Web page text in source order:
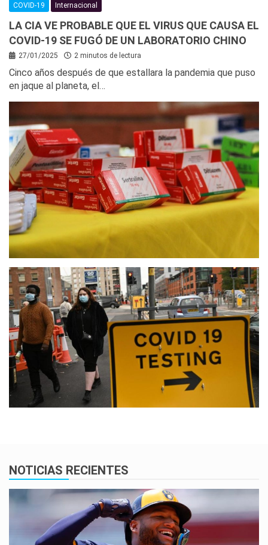
COVID-19 Internacional
LA CIA VE PROBABLE QUE EL VIRUS QUE CAUSA EL
COVID-19 SE FUGÓ DE UN LABORATORIO CHINO
27/01/2025 2 minutos de lectura
Cinco años después de que estallara la pandemia que puso
en jaque al planeta, el…
NOTICIAS RECIENTES